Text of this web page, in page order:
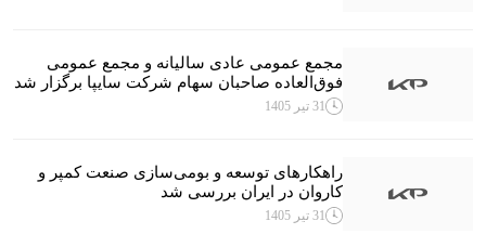
مجمع عمومی عادی سالیانه و مجمع عمومی
فوق‌العاده صاحبان سهام شرکت سایپا برگزار شد
31 تیر 1405
راهکارهای توسعه و بومی‌سازی صنعت کمپر و
کاروان در ایران بررسی شد
31 تیر 1405